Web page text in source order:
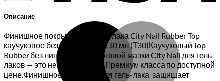
Описание
Финишное покрытие для гель лака City Nail Rubber Top
каучуковое без липкого слоя 30 мл (Т30)Каучуковый Top
Rubber без липкого слоя торговой марки City Nail для гель
лаков — это нейл-материал Премиум класса по доступной
цене.Финишное покрытие для гель-лака защищает